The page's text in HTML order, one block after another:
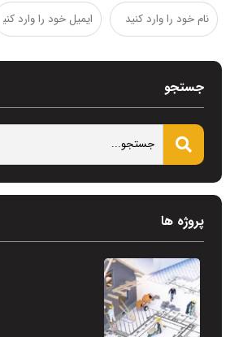
جستجو
پروژه ها